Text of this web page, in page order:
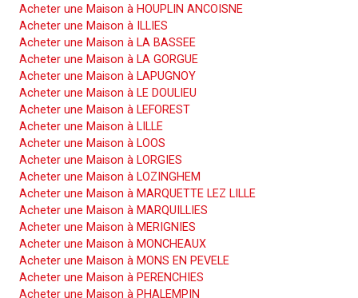
Acheter une Maison à HOUPLIN ANCOISNE
Acheter une Maison à ILLIES
Acheter une Maison à LA BASSEE
Acheter une Maison à LA GORGUE
Acheter une Maison à LAPUGNOY
Acheter une Maison à LE DOULIEU
Acheter une Maison à LEFOREST
Acheter une Maison à LILLE
Acheter une Maison à LOOS
Acheter une Maison à LORGIES
Acheter une Maison à LOZINGHEM
Acheter une Maison à MARQUETTE LEZ LILLE
Acheter une Maison à MARQUILLIES
Acheter une Maison à MERIGNIES
Acheter une Maison à MONCHEAUX
Acheter une Maison à MONS EN PEVELE
Acheter une Maison à PERENCHIES
Acheter une Maison à PHALEMPIN